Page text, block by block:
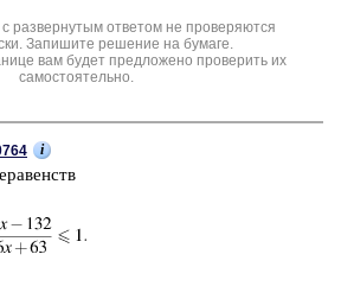
развернутым ответом не проверяются
Запишите решение на бумаге.
вам будет предложено проверить их
самостоятельно.
i